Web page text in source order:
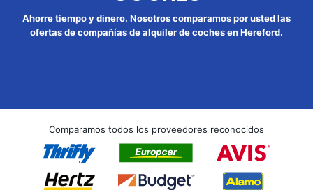
Ahorre tiempo y dinero. Nosotros comparamos por usted las
ofertas de compañías de alquiler de coches en Hereford.
Comparamos todos los proveedores reconocidos